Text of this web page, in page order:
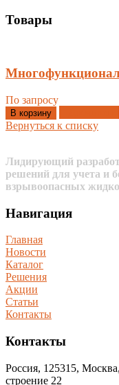
Товары
По запросу
В корзину
Вернуться к списку
Лидирующий
решений для учета и
взрывоопасных
Навигация
Главная
Новости
Каталог
Решения
Акции
Статьи
Контакты
Контакты
Россия, 125315,
строение 22